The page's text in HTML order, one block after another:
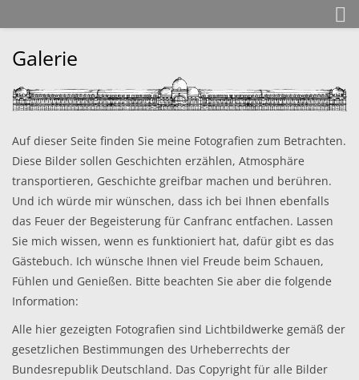
Heute
Matthias Maas
Ausstellungen
Laudatio
Galerie
Auf dieser Seite finden Sie meine Fotografien zum Betrachten.
Diese Bilder sollen Geschichten erzählen, Atmosphäre
transportieren, Geschichte greifbar machen und berühren.
Und ich würde mir wünschen, dass ich bei Ihnen ebenfalls
das Feuer der Begeisterung für Canfranc entfachen. Lassen
Sie mich wissen, wenn es funktioniert hat, dafür gibt es das
Gästebuch. Ich wünsche Ihnen viel Freude beim Schauen,
Fühlen und Genießen. Bitte beachten Sie aber die folgende
Information:
Alle hier gezeigten Fotografien sind Lichtbildwerke gemäß der
gesetzlichen Bestimmungen des Urheberrechts der
Bundesrepublik Deutschland. Das Copyright für alle Bilder